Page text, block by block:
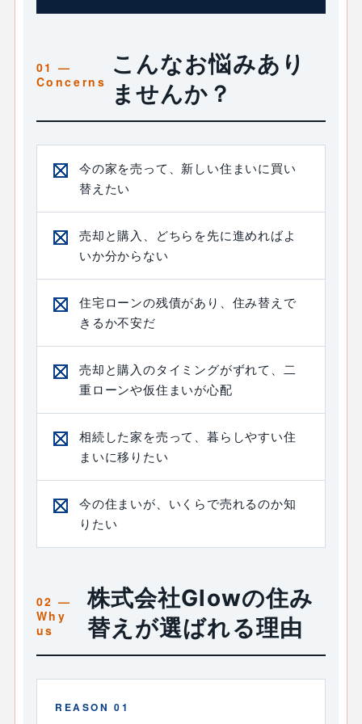
こんなお悩みあり
ませんか？
今の家を売って、新しい住まいに買い
替えたい
売却と購入、どちらを先に進めればよ
いか分からない
住宅ローンの残債があり、住み替えで
きるか不安だ
売却と購入のタイミングがずれて、二
重ローンや仮住まいが心配
相続した家を売って、暮らしやすい住
まいに移りたい
今の住まいが、いくらで売れるのか知
りたい
株式会社Glowの住み
替えが選ばれる理由
REASON 01